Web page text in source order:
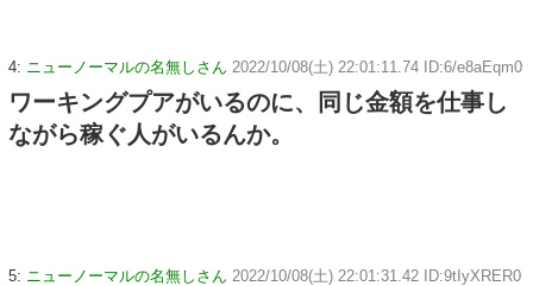
4: ニューノーマルの名無しさん 2022/10/08(土) 22:01:11.74 ID:6/e8aEqm0
ワーキングプアがいるのに、同じ金額を仕事し
ながら稼ぐ人がいるんか。
5: ニューノーマルの名無しさん 2022/10/08(土) 22:01:31.42 ID:9tIyXRER0